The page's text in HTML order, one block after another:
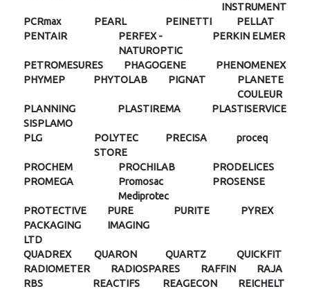
INSTRUMENT
PCRmax
PEARL PEINETTI
PELLAT
PENTAIR
PERFEX -
NATUROPTIC
PERKIN ELMER
PETROMESURES PHAGOGENE
PHENOMENEX
PHYMEP
PHYTOLAB PIGNAT
PLANETE
COULEUR
PLANNING
SISPLAMO
PLASTIREMA PLASTISERVICE
PLG
POLYTEC
STORE
PRECISA proceq
PROCHEM PROCHILAB
PRODELICES
PROMEGA
Promosac
Mediprotec
PROSENSE
PROTECTIVE
PACKAGING
LTD
PURE
IMAGING
PURITE PYREX
QUADREX QUARON QUARTZ
QUICKFIT
RADIOMETER
RADIOSPARES RAFFIN
RAJA
RBS
REACTIFS
REAGECON REICHELT